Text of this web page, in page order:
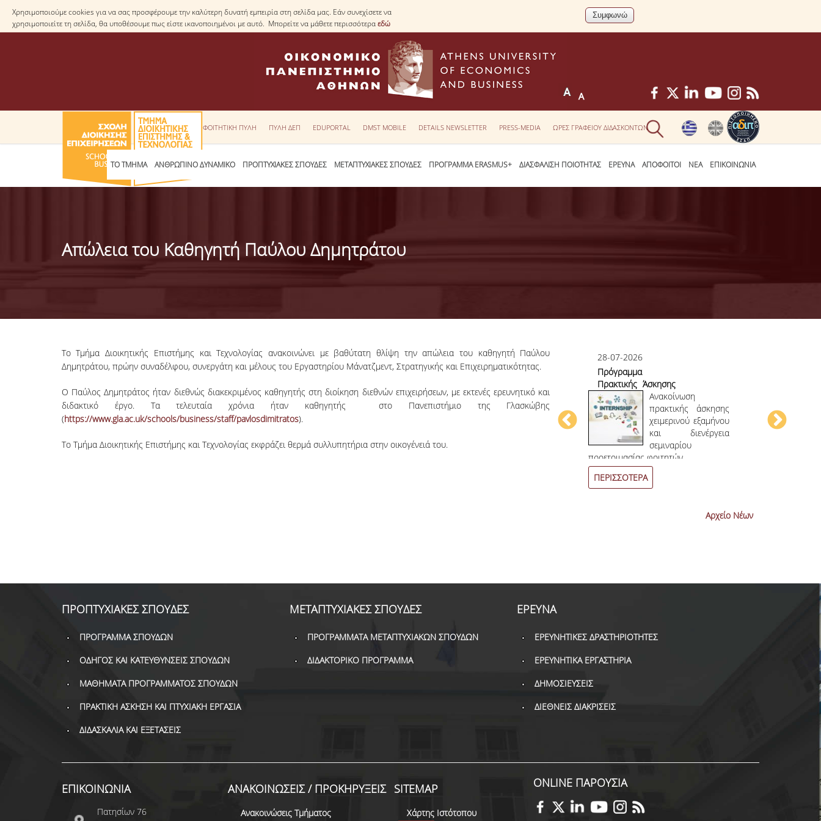
Χρησιμοποιούμε cookies για να σας προσφέρουμε την καλύτερη δυνατή εμπειρία στη σελίδα μας. Εάν συνεχίσετε να
χρησιμοποιείτε τη σελίδα, θα υποθέσουμε πως είστε ικανοποιημένοι με αυτό. Μπορείτε να μάθετε περισσότεραεδώ
ΦΟΙΤΗΤΙΚΗ ΠΥΛΗ ΠΥΛΗ ΔΕΠ EDUPORTAL DMST MOBILE DETAILS NEWSLETTER PRESS-MEDIA ΩΡΕΣ ΓΡΑΦΕΙΟΥ ΔΙΔΑΣΚΟΝΤΩΝ
ΤΟ ΤΜΗΜΑ ΑΝΘΡΩΠΙΝΟ ΔΥΝΑΜΙΚΟ ΠΡΟΠΤΥΧΙΑΚΕΣ ΣΠΟΥΔΕΣ ΜΕΤΑΠΤΥΧΙΑΚΕΣ ΣΠΟΥΔΕΣ ΠΡΟΓΡΑΜΜΑ ERASMUS+ ΔΙΑΣΦΑΛΙΣΗ ΠΟΙΟΤΗΤΑΣ ΕΡΕΥΝΑ ΑΠΟΦΟΙΤΟΙ ΝΕΑ ΕΠΙΚΟΙΝΩΝΙΑ
Απώλεια του Καθηγητή Παύλου Δημητράτου
Το Τμήμα Διοικητικής Επιστήμης και Τεχνολογίας ανακοινώνει με βαθύτατη θλίψη την απώλεια του καθηγητή Παύλου
Δημητράτου, πρώην συναδέλφου, συνεργάτη και μέλους του Εργαστηρίου Μάνατζμεντ, Στρατηγικής και Επιχειρηματικότητας.
Ο Παύλος Δημητράτος ήταν διεθνώς διακεκριμένος καθηγητής στη διοίκηση διεθνών επιχειρήσεων, με εκτενές ερευνητικό και
διδακτικό έργο. Τα τελευταία χρόνια ήταν καθηγητής στο Πανεπιστήμιο της Γλασκώβης
(https://www.gla.ac.uk/schools/business/staff/pavlosdimitratos).
Το Τμήμα Διοικητικής Επιστήμης και Τεχνολογίας εκφράζει θερμά συλλυπητήρια στην οικογένειά του.
18-06-2026
Προκήρυξη
Διδακτορικών
Διατριβών
Η Συνέλευση του
Τμήματος ΔΕΤ του
28-07-2026
Πρόγραμμα
Πρακτικής Άσκησης
Χειμερινού
Εξαμήνου 2026-
2027
Ανακοίνωση
πρακτικής άσκησης
χειμερινού εξαμήνου
και διενέργεια
σεμιναρίου
προετοιμασίας φοιτητών.
ΠΕΡΙΣΣΟΤΕΡΑ
Αρχείο Νέων
ΠΡΟΠΤΥΧΙΑΚΕΣ ΣΠΟΥΔΕΣ
ΠΡΟΓΡΑΜΜΑ ΣΠΟΥΔΩΝ
ΟΔΗΓΟΣ ΚΑΙ ΚΑΤΕΥΘΥΝΣΕΙΣ ΣΠΟΥΔΩΝ
ΜΑΘΗΜΑΤΑ ΠΡΟΓΡΑΜΜΑΤΟΣ ΣΠΟΥΔΩΝ
ΠΡΑΚΤΙΚΗ ΑΣΚΗΣΗ ΚΑΙ ΠΤΥΧΙΑΚΗ ΕΡΓΑΣΙΑ
ΔΙΔΑΣΚΑΛΙΑ ΚΑΙ ΕΞΕΤΑΣΕΙΣ
ΜΕΤΑΠΤΥΧΙΑΚΕΣ ΣΠΟΥΔΕΣ
ΠΡΟΓΡΑΜΜΑΤΑ ΜΕΤΑΠΤΥΧΙΑΚΩΝ ΣΠΟΥΔΩΝ
ΔΙΔΑΚΤΟΡΙΚΟ ΠΡΟΓΡΑΜΜΑ
ΕΡΕΥΝΑ
ΕΡΕΥΝΗΤΙΚΕΣ ΔΡΑΣΤΗΡΙΟΤΗΤΕΣ
ΕΡΕΥΝΗΤΙΚΑ ΕΡΓΑΣΤΗΡΙΑ
ΔΗΜΟΣΙΕΥΣΕΙΣ
ΔΙΕΘΝΕΙΣ ΔΙΑΚΡΙΣΕΙΣ
ΕΠΙΚΟΙΝΩΝΙΑ
Πατησίων 76
ΑΝΑΚΟΙΝΩΣΕΙΣ / ΠΡΟΚΗΡΥΞΕΙΣ
Ανακοινώσεις Τμήματος
SITEMAP
Χάρτης Ιστότοπου
ONLINE ΠΑΡΟΥΣΙΑ